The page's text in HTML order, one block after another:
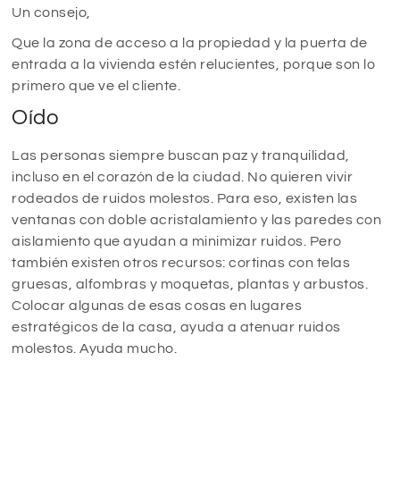
Un consejo,
Que la zona de acceso a la propiedad y la puerta de
entrada a la vivienda estén relucientes, porque son lo
primero que ve el cliente.
Oído
Las personas siempre buscan paz y tranquilidad,
incluso en el corazón de la ciudad. No quieren vivir
rodeados de ruidos molestos. Para eso, existen las
ventanas con doble acristalamiento y las paredes con
aislamiento que ayudan a minimizar ruidos. Pero
también existen otros recursos: cortinas con telas
gruesas, alfombras y moquetas, plantas y arbustos.
Colocar algunas de esas cosas en lugares
estratégicos de la casa, ayuda a atenuar ruidos
molestos. Ayuda mucho.